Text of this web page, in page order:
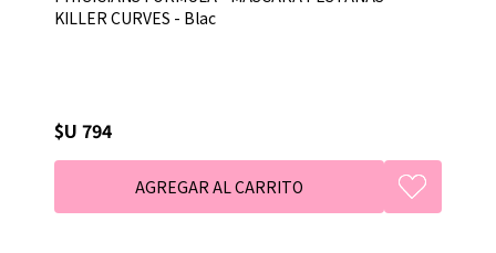
KILLER CURVES - Blac
$U 794